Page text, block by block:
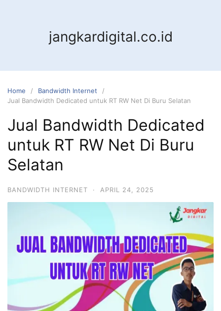
jangkardigital.co.id
Home
Bandwidth Internet
Jual Bandwidth Dedicated untuk RT RW Net Di Buru Selatan
Jual Bandwidth Dedicated
untuk RT RW Net Di Buru
Selatan
BANDWIDTH INTERNET · APRIL 24, 2025